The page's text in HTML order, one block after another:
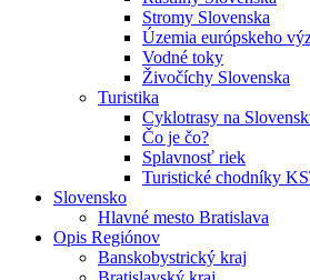
Stromy Slovenska
Územia európskeho
Vodné toky
Živočíchy Slovenska
Turistika
Cyklotrasy na
Čo je čo?
Splavnosť riek
Turistické chodníky
Slovensko
Hlavné mesto Bratislava
Opis Regiónov
Banskobystrický kraj